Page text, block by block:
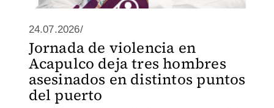
24.07.2026/
Jornada de violencia en
Acapulco deja tres hombres
asesinados en distintos puntos
del puerto